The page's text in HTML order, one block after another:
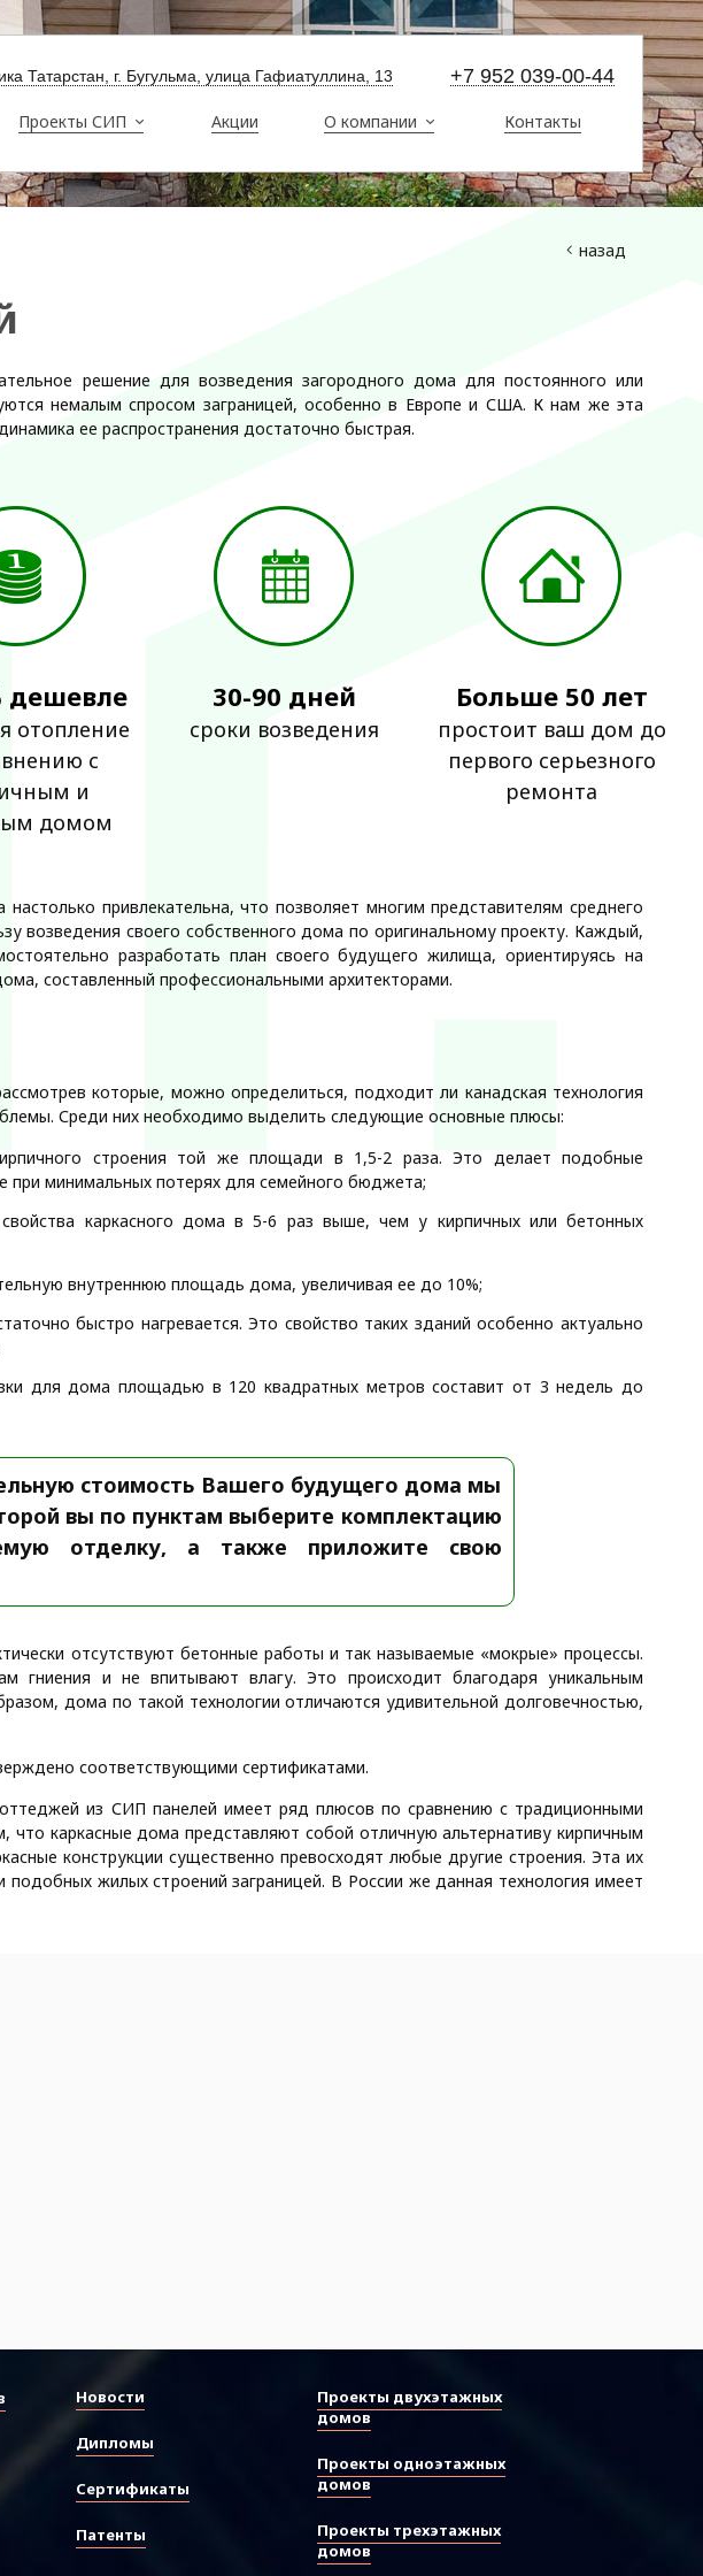
+7 952 039-00-44
Татарстан, г. Бугульма, улица Гафиатуллина, 13
Проекты СИП Акции О компании Контакты
назад
решение для возведения загородного дома для постоянного или
немалым спросом заграницей, особенно в Европе и США. К нам же эта
ее распространения достаточно быстрая.
дешевле
отопление
с
и
домом
30-90 дней
сроки возведения
Больше 50 лет
простоит ваш дом до
первого серьезного
ремонта
привлекательна, что позволяет многим представителям среднего
возведения своего собственного дома по оригинальному проекту. Каждый,
разработать план своего будущего жилища, ориентируясь на
составленный профессиональными архитекторами.
которые, можно определиться, подходит ли канадская технология
Среди них необходимо выделить следующие основные плюсы:
строения той же площади в 1,5-2 раза. Это делает подобные
при минимальных потерях для семейного бюджета;
каркасного дома в 5-6 раз выше, чем у кирпичных или бетонных
внутреннюю площадь дома, увеличивая ее до 10%;
быстро нагревается. Это свойство таких зданий особенно актуально
для дома площадью в 120 квадратных метров составит от 3 недель до
стоимость Вашего будущего дома мы
вы по пунктам выберите комплектацию
отделку, а также приложите свою
отсутствуют бетонные работы и так называемые «мокрые» процессы.
гниения и не впитывают влагу. Это происходит благодаря уникальным
дома по такой технологии отличаются удивительной долговечностью,
соответствующими сертификатами.
из СИП панелей имеет ряд плюсов по сравнению с традиционными
что каркасные дома представляют собой отличную альтернативу кирпичным
конструкции существенно превосходят любые другие строения. Эта их
жилых строений заграницей. В России же данная технология имеет
Новости
Дипломы
Сертификаты
Патенты
Проекты двухэтажных
домов
Проекты одноэтажных
домов
Проекты трехэтажных
домов